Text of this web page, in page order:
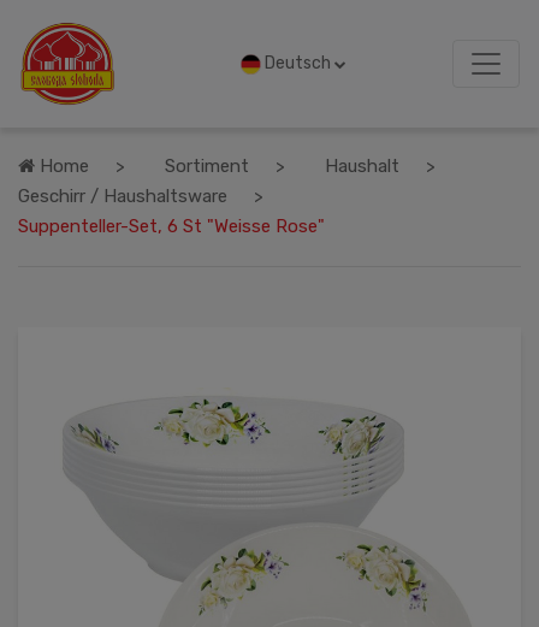
Deutsch
Home Sortiment
Haushalt
Geschirr / Haushaltsware
Suppenteller-Set, 6 St "Weisse Rose"